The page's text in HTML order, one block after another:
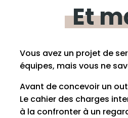
Et
Vous avez un projet de
équipes, mais vous ne
Avant de concevoir un
Le cahier des charges
à la confronter à un